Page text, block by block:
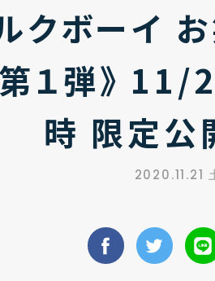
ルクボーイ
１弾》 11/
時 限定公
2020.11.21